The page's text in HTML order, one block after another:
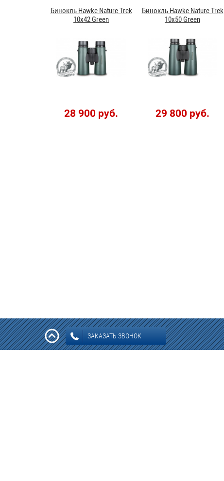
Бинокль Hawke Nature Trek
10x42 Green
28 900 руб.
Бинокль Hawke Nature Trek
10x50 Green
29 800 руб.
ЗАКАЗАТЬ ЗВОНОК